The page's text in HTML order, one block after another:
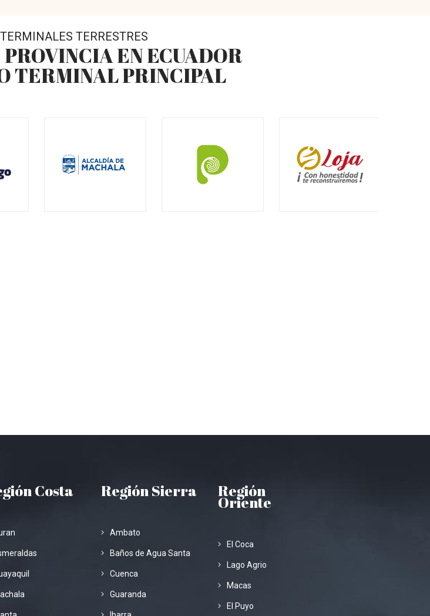
TERRESTRES
EN ECUADOR
TERMINAL PRINCIPAL
Costa Región Sierra
Ambato
Baños de Agua Santa
Cuenca
Guaranda
Región
Oriente
El Coca
Lago Agrio
Macas
El Puyo